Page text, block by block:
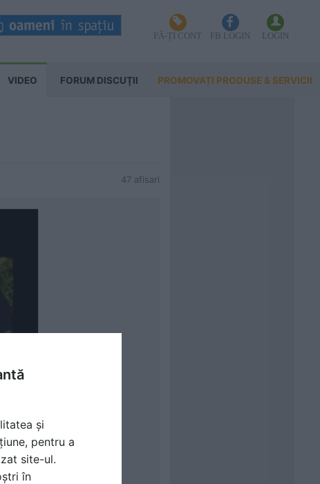
FĂ-ȚI CONT FB LOGIN LOGIN
VIDEO FORUM DISCUŢII PROMOVAȚI PRODUSE & SERVICII
47 afisari
și
pentru a
site-ul.
în